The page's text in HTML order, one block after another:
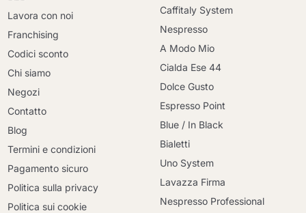
Lavora con noi
Franchising
Codici sconto
Chi siamo
Negozi
Contatto
Blog
Termini e condizioni
Pagamento sicuro
Politica sulla privacy
Politica sui cookie
Caffitaly System
Nespresso
A Modo Mio
Cialda Ese 44
Dolce Gusto
Espresso Point
Blue / In Black
Bialetti
Uno System
Lavazza Firma
Nespresso Professional